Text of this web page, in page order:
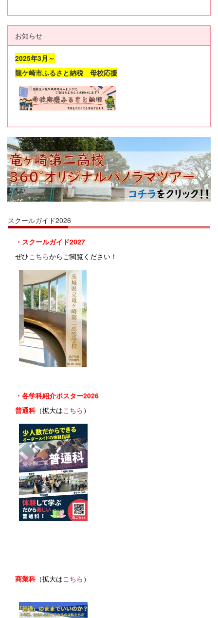
お知らせ
2025年3月～
龍ケ崎市ふるさと納税 母校応援
スクールガイド2026
・スクールガイド2027
ぜひこちらからご閲覧ください！
・各学科紹介ポスター2026
普通科（拡大はこちら ）
商業科（拡大はこちら ）